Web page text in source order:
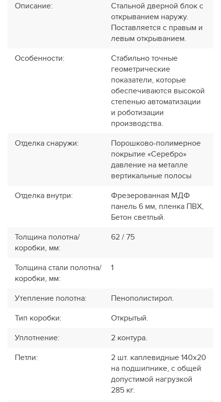
Описание:
Стальной дверной блок с
открыванием наружу.
Поставляется с правым и
левым открыванием.
Особенности:
Стабильно точные
геометрические
показатели, которые
обеспечиваются высокой
степенью автоматизации
и роботизации
производства.
Отделка снаружи:
Порошково-полимерное
покрытие «Серебро»
давление на металле
вертикальные полосы
Отделка внутри:
Фрезерованная МДФ
панель 6 мм, пленка ПВХ,
Бетон светлый.
Толщина полотна/
коробки, мм:
62 / 75
Толщина стали полотна/
коробки, мм:
1
Утепление полотна:
Пенополистирол.
Тип коробки:
Открытый.
Уплотнение:
2 контура.
Петли:
2 шт. каплевидные 140х20
на подшипнике, с общей
допустимой нагрузкой
285 кг.